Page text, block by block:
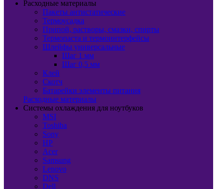
Расходные материалы
Пакеты антистатические
Термоусадка
Припой, растворы, смазки, спирты
Термопаста и термоинтерфейсы
Шлейфы универсальные
Шаг 1 мм
Шаг 0,5 мм
Клей
Скотч
Батарейки элементы питания
Расходные материалы
Системы охлаждения для ноутбуков
MSI
Toshiba
Sony
HP
Acer
Samsung
Lenovo
DNS
Dell